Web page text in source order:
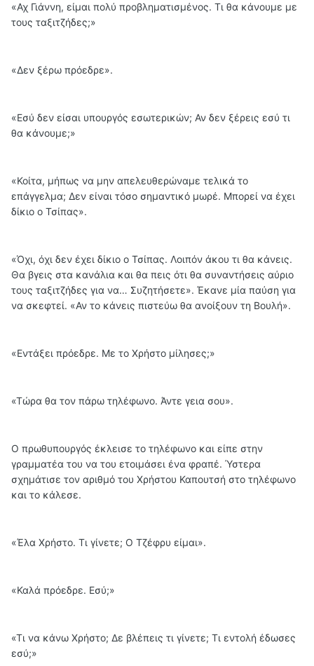
«Αχ Γιάννη, είμαι πολύ προβληματισμένος. Τι θα κάνουμε με
τους ταξιτζήδες;»
«Δεν ξέρω πρόεδρε».
«Εσύ δεν είσαι υπουργός εσωτερικών; Αν δεν ξέρεις εσύ τι
θα κάνουμε;»
«Κοίτα, μήπως να μην απελευθερώναμε τελικά το
επάγγελμα; Δεν είναι τόσο σημαντικό μωρέ. Μπορεί να έχει
δίκιο ο Τσίπας».
«Όχι, όχι δεν έχει δίκιο ο Τσίπας. Λοιπόν άκου τι θα κάνεις.
Θα βγεις στα κανάλια και θα πεις ότι θα συναντήσεις αύριο
τους ταξιτζήδες για να… Συζητήσετε». Έκανε μία παύση για
να σκεφτεί. «Αν το κάνεις πιστεύω θα ανοίξουν τη Βουλή».
«Εντάξει πρόεδρε. Με το Χρήστο μίλησες;»
«Τώρα θα τον πάρω τηλέφωνο. Άντε γεια σου».
Ο πρωθυπουργός έκλεισε το τηλέφωνο και είπε στην
γραμματέα του να του ετοιμάσει ένα φραπέ. Ύστερα
σχημάτισε τον αριθμό του Χρήστου Καπουτσή στο τηλέφωνο
και το κάλεσε.
«Έλα Χρήστο. Τι γίνετε; Ο Τζέφρυ είμαι».
«Καλά πρόεδρε. Εσύ;»
«Τι να κάνω Χρήστο; Δε βλέπεις τι γίνετε; Τι εντολή έδωσες
εσύ;»